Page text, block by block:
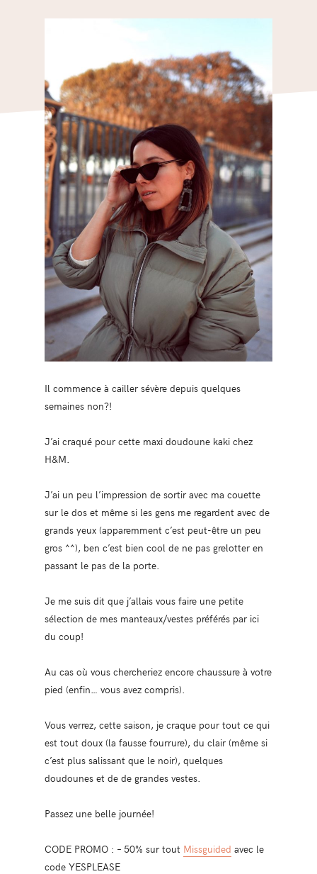
Il commence à cailler sévère depuis quelques
semaines non?!
J’ai craqué pour cette maxi doudoune kaki chez
H&M.
J’ai un peu l’impression de sortir avec ma couette
sur le dos et même si les gens me regardent avec de
grands yeux (apparemment c’est peut-être un peu
gros ^^), ben c’est bien cool de ne pas grelotter en
passant le pas de la porte.
Je me suis dit que j’allais vous faire une petite
sélection de mes manteaux/vestes préférés par ici
du coup!
Au cas où vous chercheriez encore chaussure à votre
pied (enfin… vous avez compris).
Vous verrez, cette saison, je craque pour tout ce qui
est tout doux (la fausse fourrure), du clair (même si
c’est plus salissant que le noir), quelques
doudounes et de de grandes vestes.
Passez une belle journée!
CODE PROMO : – 50% sur tout Missguided avec le
code YESPLEASE